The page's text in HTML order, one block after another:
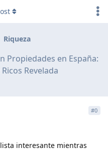
Riqueza
Propiedades en España:
Revelada
#0
interesante mientras